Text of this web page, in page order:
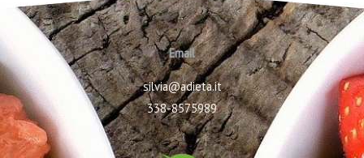
Email
silvia@adieta.it
338-8575989